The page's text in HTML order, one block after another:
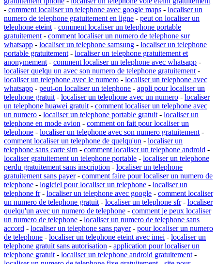
- comment localiser un telephone avec google maps - localiser un
numero de telephone gratuitement en ligne - peut on localiser un
telephone eteint - comment localiser un telephone portable
gratuitement - comment localiser un numero de telephone sur
whatsapp - localiser un telephone samsung - localiser un telephone
portable gratuitement - localiser un telephone gratuitement et
anonymement - comment localiser un telephone avec whatsapp -
localiser quelqu un avec son numero de telephone gratuitement -
localiser un telephone avec le numero - localiser un telephone avec
whatsapp - peut-on localiser un telephone - appli pour localiser un
telephone gratuit - localiser un telephone avec un numero - localiser
un telephone huawei gratuit - comment localiser un telephone avec
un numero - localiser un telephone portable gratuit - localiser un
telephone en mode avion - comment on fait pour localiser un
telephone - localiser un telephone avec son numero gratuitement -
comment localiser un telephone de quelqu'un - localiser un
telephone sans carte sim - comment localiser un telephone android -
localiser gratuitement un telephone portable - localiser un telephone
perdu gratuitement sans inscription - localiser un telephone
gratuitement sans payer- comment faire pour localiser un numero de
telephone - logiciel pour localiser un telephone - localiser un
telephone fr- localiser un telephone avec google - comment localiser
un numero de telephone gratuit - localiser un telephone sfr- localiser
quelqu'un avec un numero de telephone - comment je peux localiser
un numero de telephone - localiser un numero de telephone sans
accord - localiser un telephone sans payer- pour localiser un numero
de telephone - localiser un telephone eteint avec imei - localiser un
telephone gratuit sans autorisation - application pour localiser un
telephone gratuit - localiser un telephone android gratuitement -